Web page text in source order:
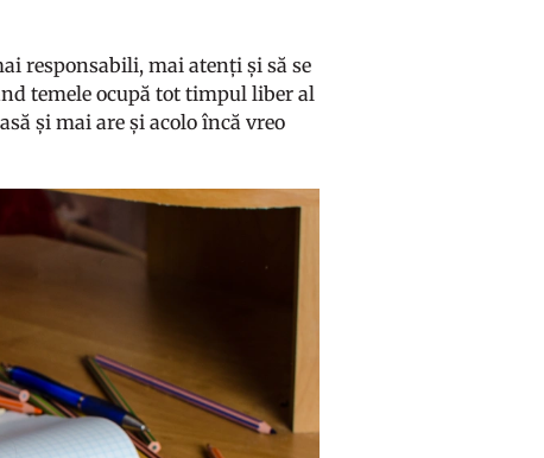
responsabili, mai atenți și să se
temele ocupă tot timpul liber al
și mai are și acolo încă vreo